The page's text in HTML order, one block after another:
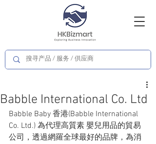
Babble International Co. Ltd
Babble Baby 香港(Babble International
Co. Ltd.) 為代理高質素 嬰兒用品的貿易
公司，透過網羅全球最好的品牌，為消